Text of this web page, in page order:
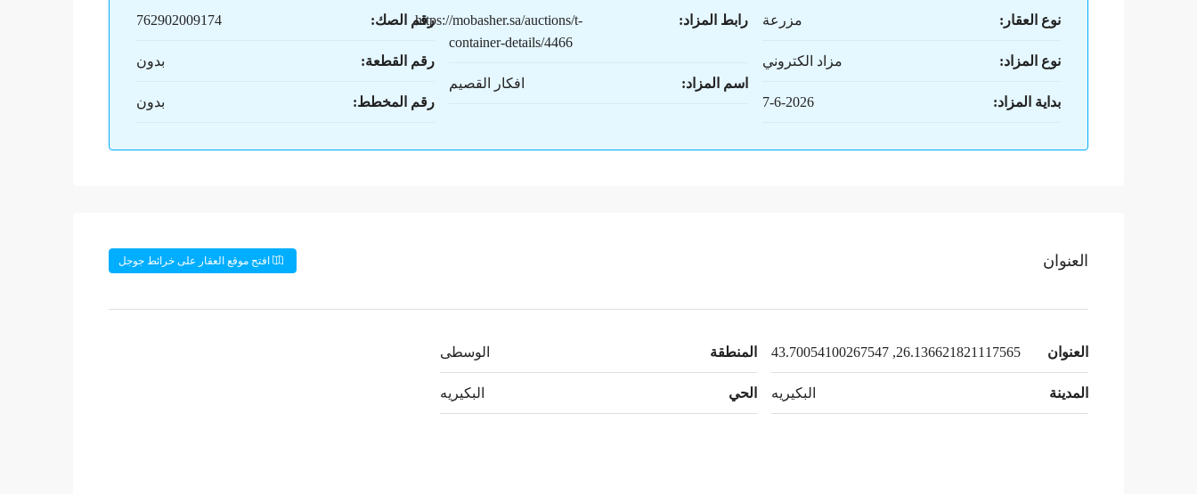
نوع العقار: مزرعة
نوع المزاد: مزاد الكتروني
بداية المزاد: 7-6-2026
رابط المزاد:
https://mobasher.sa/auctions/t-
container-details/4466
اسم المزاد: افكار القصيم
رقم الصك: 762902009174
رقم القطعة: بدون
رقم المخطط: بدون
العنوان افتح موقع العقار على خرائط جوجل
العنوان 26.136621821117565, 43.70054100267547
المدينة البكيريه
المنطقة الوسطى
الحي البكيريه